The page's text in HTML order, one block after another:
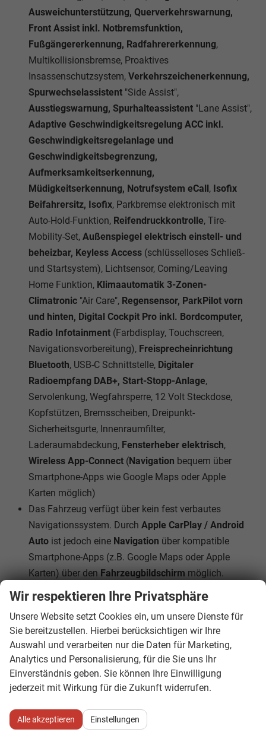
Ausweichunterstützung, Querverkehrswarnung,
Front Assist inkl. Notbremsfunktion,
Fußgängererkennung, Radfahrererkennung,
Multikollisionsbremse, Proaktives
Insassenschutzsystem, Verkehrszeichenerkennung,
Spurwechselassistent "Side Assist",
Ausstiegswarnung, Spurhalteassistent "Lane Assist",
Adaptive Geschwindigkeitsregelung ACC inkl.
Geschwindigkeitsregelanlage und
Geschwindigkeitsbegrenzung,
Aufmerksamkeitserkennung,
Müdigkeitserkennung, Notrufsystem eCall, Isofix
Beifahrersitz, Isofix, Parkbremse elektronisch mit
Auto-Hold-Funktion, Reifendruckkontrolle, Tire-
Mobility-Set, Außenspiegel elektrisch einstell- und
beheizbar, Keyless Access (schlüsselloses Schließ-
und Startsystem), Lichtsensor, Coming/Leaving
Home Funktion, Klimaautomatik 3-Zonen-
Climatronic "Air Care", Regensensor, ParkPilot vorn
und hinten, Digital Cockpit Pro inkl. Bordcomputer,
Radio Infotainment (Farbdisplay, Touchscreen,
Navigationsvorbereitung), Freisprecheinrichtung
Bluetooth, USB-C Schnittstelle, Digitaler
Radioempfang DAB+, Start-Stopp-Anlage,
Servolenkung, Wegfahrsperre, 12 Volt Steckdose,
Kopfstützen, Bremsscheiben, Dreipunkt-
Sicherheitsgurte, Innenraumfilter,
Laderaumabdeckung, Fensterheber elektrisch,
Wireless App-Connect (Navigation bequem über
Smartphone-Apps wie Google Maps oder Apple
Karten möglich)
Das Fahrzeug verfügt über kein fest verbautes
Navigationssystem. Durch Apple CarPlay / Android
Auto ist jedoch eine Navigation über kompatible
Smartphone-Apps (z.B. Google Maps oder Apple
Karten) über den Fahrzeugbildschirm möglich.
Ambiente-Beleuchtung
Armlehnen
Mittelarmlehne
Fensterheber
elektrisch
Innenraumfilter
vorhanden
Klimatisierung
Klimaautomatik, 3-Zonen-Klimaautomatik
Laderaumabdeckung
Lenkrad
Wir respektieren Ihre Privatsphäre
Unsere Website setzt Cookies ein, um unsere Dienste für
Sie bereitzustellen. Hierbei berücksichtigen wir Ihre
Auswahl und verarbeiten nur die Daten für Marketing,
Analytics und Personalisierung, für die Sie uns Ihr
Einverständnis geben. Sie können Ihre Einwilligung
jederzeit mit Wirkung für die Zukunft widerrufen.
Alle akzeptieren Einstellungen